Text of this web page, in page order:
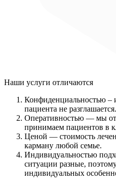
Наши услуги отличаются
Конфиденциальностью –
пациента не разглашается.
Оперативностью — мы
принимаем пациентов в
Ценой — стоимость
карману любой семье.
Индивидуальностью
ситуации разные,
индивидуальных